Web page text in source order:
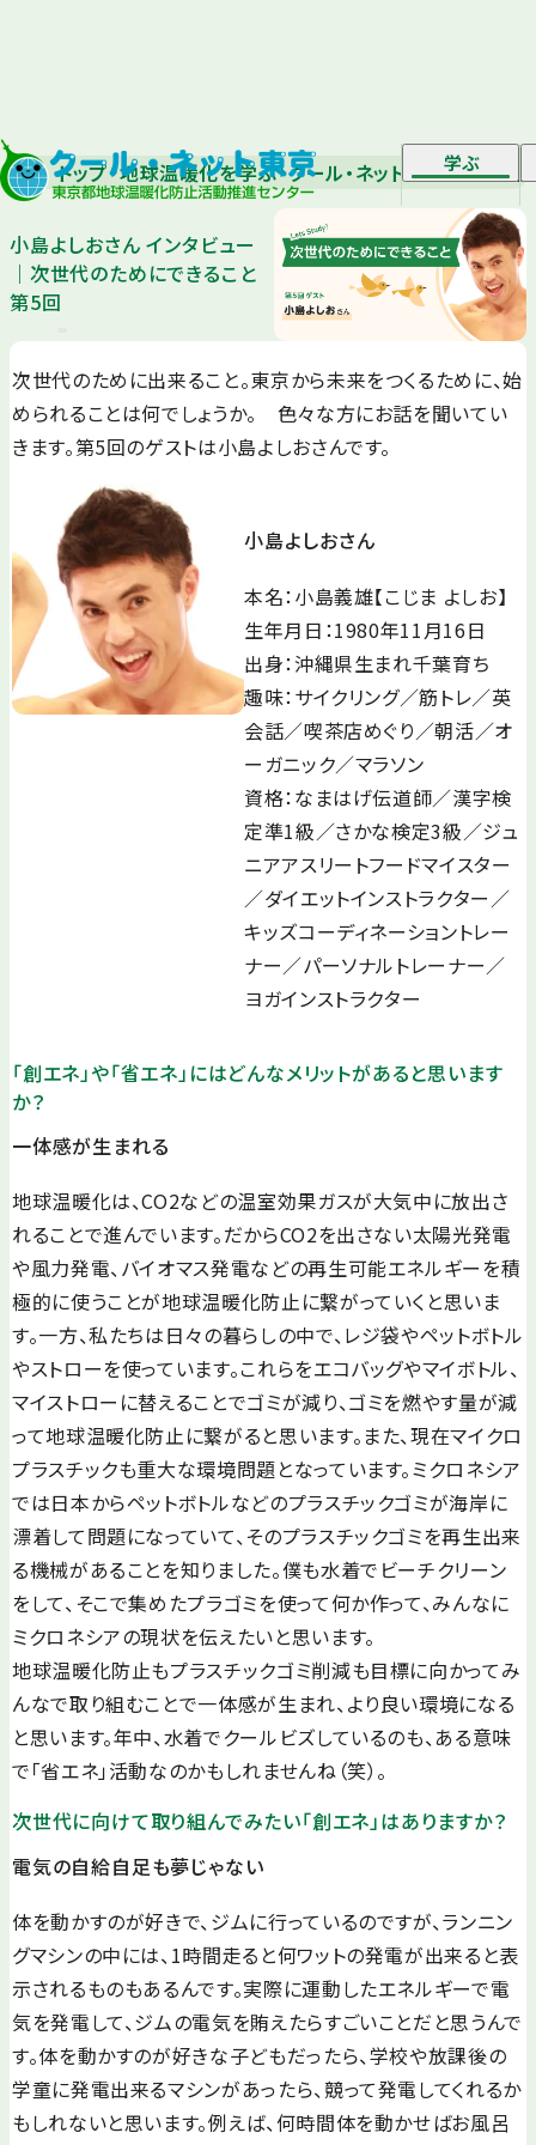
学ぶ
トップ 地球温暖化を学ぶ クール・ネット マガジン 小
小島よしおさん インタビュー
｜次世代のためにできること
第5回
次世代のために出来ること。東京から未来をつくるために、始
められることは何でしょうか。 色々な方にお話を聞いてい
きます。第5回のゲストは小島よしおさんです。
小島よしおさん
本名：小島義雄【こじま よしお】
生年月日：1980年11月16日
出身：沖縄県生まれ千葉育ち
趣味：サイクリング／筋トレ／英
会話／喫茶店めぐり／朝活／オ
ーガニック／マラソン
資格：なまはげ伝道師／漢字検
定準1級／さかな検定3級／ジュ
ニアアスリートフードマイスター
／ダイエットインストラクター／
キッズコーディネーショントレー
ナー／パーソナルトレーナー／
ヨガインストラクター
「創エネ」や「省エネ」にはどんなメリットがあると思います
か？
一体感が生まれる
地球温暖化は、CO2などの温室効果ガスが大気中に放出さ
れることで進んでいます。だからCO2を出さない太陽光発電
や風力発電、バイオマス発電などの再生可能エネルギーを積
極的に使うことが地球温暖化防止に繋がっていくと思いま
す。一方、私たちは日々の暮らしの中で、レジ袋やペットボトル
やストローを使っています。これらをエコバッグやマイボトル、
マイストローに替えることでゴミが減り、ゴミを燃やす量が減
って地球温暖化防止に繋がると思います。また、現在マイクロ
プラスチックも重大な環境問題となっています。ミクロネシア
では日本からペットボトルなどのプラスチックゴミが海岸に
漂着して問題になっていて、そのプラスチックゴミを再生出来
る機械があることを知りました。僕も水着でビーチクリーン
をして、そこで集めたプラゴミを使って何か作って、みんなに
ミクロネシアの現状を伝えたいと思います。
地球温暖化防止もプラスチックゴミ削減も目標に向かってみ
んなで取り組むことで一体感が生まれ、より良い環境になる
と思います。年中、水着でクールビズしているのも、ある意味
で「省エネ」活動なのかもしれませんね（笑）。
次世代に向けて取り組んでみたい「創エネ」はありますか？
電気の自給自足も夢じゃない
体を動かすのが好きで、ジムに行っているのですが、ランニン
グマシンの中には、1時間走ると何ワットの発電が出来ると表
示されるものもあるんです。実際に運動したエネルギーで電
気を発電して、ジムの電気を賄えたらすごいことだと思うんで
す。体を動かすのが好きな子どもだったら、学校や放課後の
学童に発電出来るマシンがあったら、競って発電してくれるか
もしれないと思います。例えば、何時間体を動かせばお風呂